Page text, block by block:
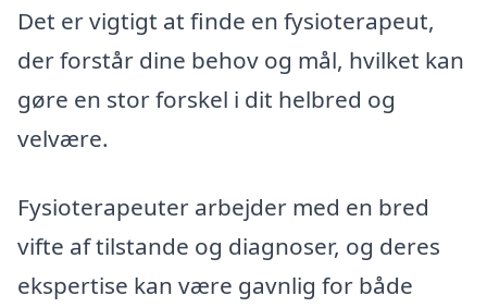
Det er vigtigt at finde en fysioterapeut,
der forstår dine behov og mål, hvilket kan
gøre en stor forskel i dit helbred og
velvære.
Fysioterapeuter arbejder med en bred
vifte af tilstande og diagnoser, og deres
ekspertise kan være gavnlig for både